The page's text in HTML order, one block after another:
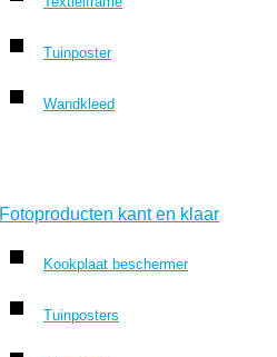
Tuinposter
Wandkleed
Fotoproducten kant en klaar
Kookplaat beschermer
Tuinposters